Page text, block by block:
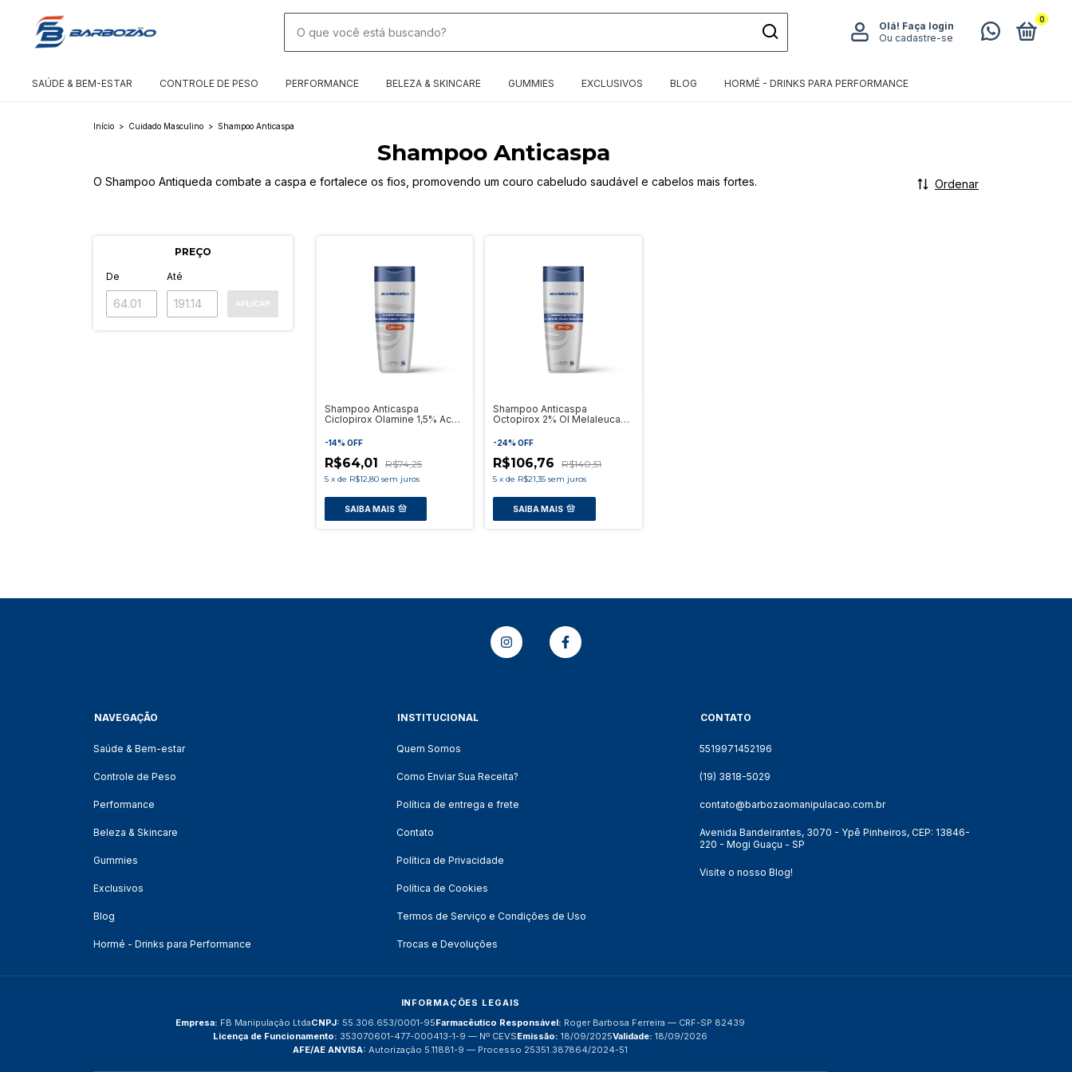
Olá! Faça login
Ou cadastre-se
0
SAÚDE & BEM-ESTAR CONTROLE DE PESO PERFORMANCE BELEZA & SKINCARE GUMMIES EXCLUSIVOS BLOG HORMÉ - DRINKS PARA PERFORMANCE
Início > Cuidado Masculino > Shampoo Anticaspa
Shampoo Anticaspa
O Shampoo Antiqueda combate a caspa e fortalece os fios, promovendo um couro cabeludo saudável e cabelos mais fortes. Ordenar
PREÇO
De Até
APLICAR
Shampoo Anticaspa
Ciclopirox Olamine 1,5% Ac
-14% OFF
R$64,01 R$74,25
5 x de R$12,80 sem juros
SAIBA MAIS
Shampoo Anticaspa
Octopirox 2% Ol Melaleuca
-24%OFF
R$106,76 R$140,51
5 xde R$21,35 sem juros
SAIBA MAIS
NAVEGAÇÃO
Saúde & Bem-estar
Controle de Peso
Performance
Beleza & Skincare
Gummies
Exclusivos
Blog
Hormé - Drinks para Performance
INSTITUCIONAL
Quem Somos
Como Enviar Sua Receita?
Política de entrega e frete
Contato
Política de Privacidade
Política de Cookies
Termos de Serviço e Condições de Uso
Trocas e Devoluções
CONTATO
5519971452196
(19) 3818-5029
contato@barbozaomanipulacao.com.br
Avenida Bandeirantes, 3070 - Ypê Pinheiros, CEP: 13846-
220 - Mogi Guaçu - SP
Visite o nosso Blog!
INFORMAÇÕES LEGAIS
Empresa: FB Manipulação LtdaCNPJ: 55.306.653/0001-95Farmacêutico Responsável: Roger Barbosa Ferreira — CRF-SP 82439
Licença de Funcionamento: 353070601-477-000413-1-9 — Nº CEVSEmissão: 18/09/2025Validade: 18/09/2026
AFE/AE ANVISA: Autorização 5.11881-9 — Processo 25351.387864/2024-51